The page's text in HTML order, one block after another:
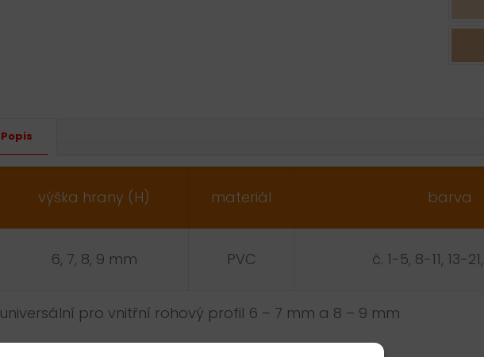
Popis
výška hrany (H) materiál barva
6, 7, 8, 9 mm PVC č. 1-5, 8-11, 13-
universální pro vnitřní rohový profil 6 – 7 mm a 8 – 9 mm